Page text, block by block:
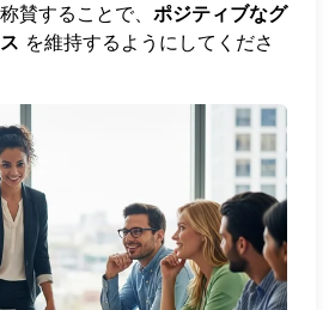
賛することで、 ポジティブなグ
を維持するようにしてくださ